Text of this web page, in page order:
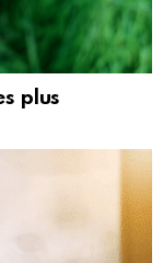
plus